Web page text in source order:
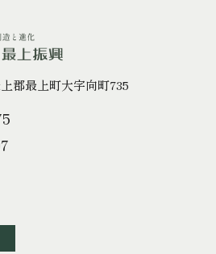
郡最上町大字向町735